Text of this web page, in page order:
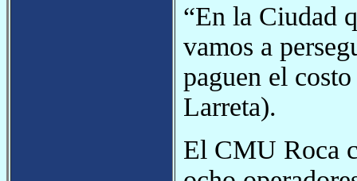
“En la Ciudad
vamos a
paguen el
Larreta).
El CMU Roca